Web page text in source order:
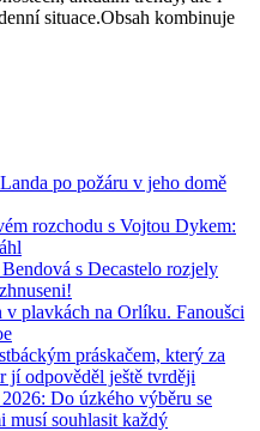
situace.Obsah kombinuje
po požáru v jeho domě
rozchodu s Vojtou Dykem:
s Decastelo rozjely
plavkách na Orlíku. Fanoušci
práskačem, který za
jí odpověděl ještě tvrději
Do úzkého výběru se
musí souhlasit každý